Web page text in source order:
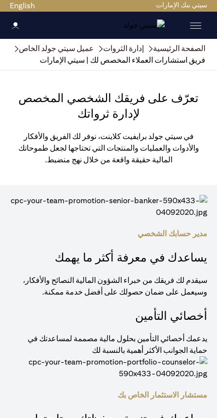
سيتي بنك الإمارات English
الصفحة الرئيسية إدارة الثروات
عميل سيتي جولد الخاص
فريق استشارات العملاء المخصص لك | سيتي الإمارات
تعرّف على فريقك الشخصي المخصص
لإدارة ثرواتك
في سيتي جولد برايفيت كلاينت، نوفر لك الفريق والأفكار
والأدوات والعمليات والمنتجات التي تحتاجها لجعل طموحاتك
المالية حقيقة واقعة من خلال نهج منضبط.
مدير حسابك الشخصي
يساعدك في معرفة أكثر ما يهمك
سيقدم لك فريقك من خبراء الشؤون المالية النصائح والأفكار،
وسيعمل على ضمان حصولك على أفضل خدمة ممكنة.
أخصائي التأمين
يدعمك أخصائي التأمين بحلول مالية مصممة لمساعدتك في
حماية الجوانب الأكثر أهمية بالنسبة لك
مستشار الاستثمار الخاص بك